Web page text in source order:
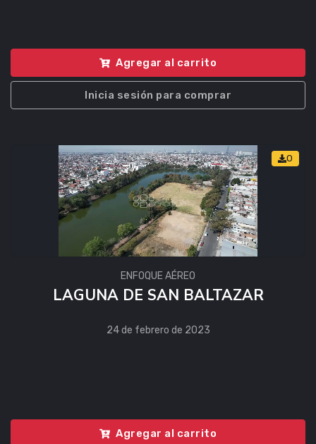
Agregar al carrito
Inicia sesión para comprar
0
ENFOQUE AÉREO
LAGUNA DE SAN BALTAZAR
24 de febrero de 2023
Agregar al carrito